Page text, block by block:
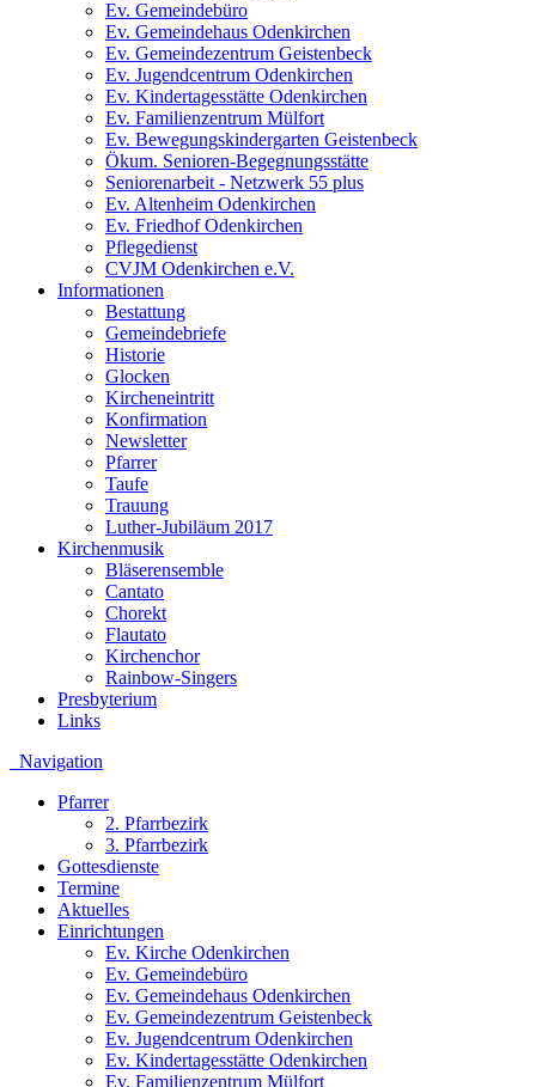
Ev. Gemeindebüro
Ev. Gemeindehaus Odenkirchen
Ev. Gemeindezentrum Geistenbeck
Ev. Jugendcentrum Odenkirchen
Ev. Kindertagesstätte Odenkirchen
Ev. Familienzentrum Mülfort
Ev. Bewegungskindergarten Geistenbeck
Ökum. Senioren-Begegnungsstätte
Seniorenarbeit - Netzwerk 55 plus
Ev. Altenheim Odenkirchen
Ev. Friedhof Odenkirchen
Pflegedienst
CVJM Odenkirchen e.V.
Informationen
Bestattung
Gemeindebriefe
Historie
Glocken
Kircheneintritt
Konfirmation
Newsletter
Pfarrer
Taufe
Trauung
Luther-Jubiläum 2017
Kirchenmusik
Bläserensemble
Cantato
Chorekt
Flautato
Kirchenchor
Rainbow-Singers
Presbyterium
Links
Navigation
Pfarrer
2. Pfarrbezirk
3. Pfarrbezirk
Gottesdienste
Termine
Aktuelles
Einrichtungen
Ev. Kirche Odenkirchen
Ev. Gemeindebüro
Ev. Gemeindehaus Odenkirchen
Ev. Gemeindezentrum Geistenbeck
Ev. Jugendcentrum Odenkirchen
Ev. Kindertagesstätte Odenkirchen
Ev. Familienzentrum Mülfort